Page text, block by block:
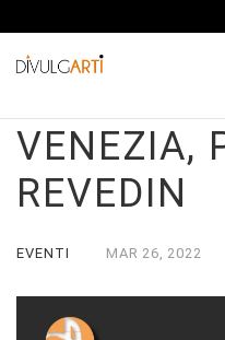
VENEZIA,
REVEDIN
EVENTI MAR 26, 2022